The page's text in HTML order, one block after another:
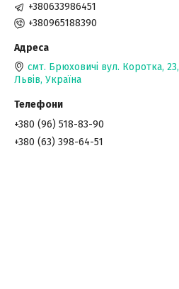
+380633986451
+380965188390
смт. Брюховичі вул. Коротка, 23,
Львів, Україна
+380 (96) 518-83-90
+380 (63) 398-64-51